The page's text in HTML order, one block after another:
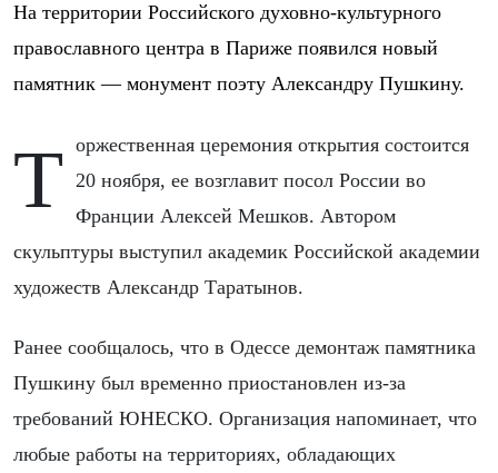
На территории Российского духовно-культурного
православного центра в Париже появился новый
памятник — монумент поэту Александру Пушкину.
Торжественная церемония открытия состоится
20 ноября, ее возглавит посол России во
Франции Алексей Мешков. Автором
скульптуры выступил академик Российской академии
художеств Александр Таратынов.
Ранее сообщалось, что в Одессе демонтаж памятника
Пушкину был временно приостановлен из-за
требований ЮНЕСКО. Организация напоминает, что
любые работы на территориях, обладающих